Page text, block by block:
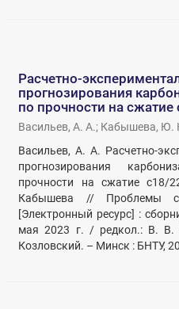
Расчетно-
прогнозирования
по прочности на сжатие
Васильев, А. А.; Кабышева, Ю.
Васильев, А. А. Расчетно-
прогнозирования
прочности на сжатие
Кабышева // Проблемы
[Электронный ресурс] :
мая 2023 г. / редкол.: В.
Козловский. – Минск : БНТУ,